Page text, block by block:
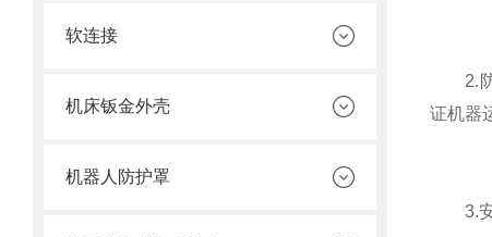
软连接
机床钣金外壳
机器人防护罩
2.防
证机器
3.安